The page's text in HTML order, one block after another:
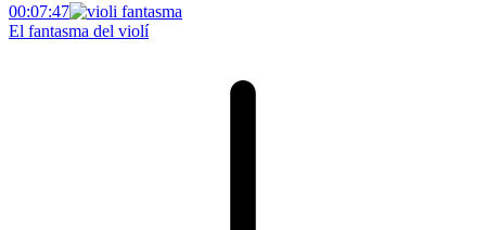
00:07:47
El fantasma del violí